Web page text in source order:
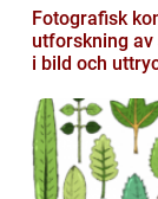
Fotografisk
utforskning av
i bild och